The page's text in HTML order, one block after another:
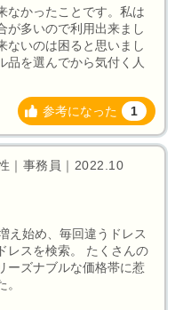
なかったことです。私は
が多いので利用出来まし
ないのは困ると思いまし
品を選んでから気付く人
参考になった 1
｜事務員｜2022.10
え始め、毎回違うドレス
レスを検索。 たくさんの
ーズナブルな価格帯に惹